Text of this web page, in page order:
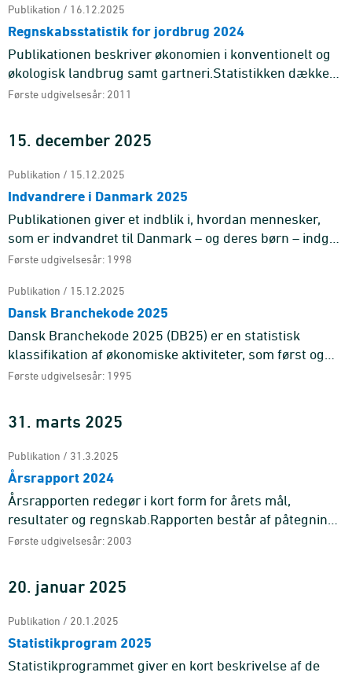
Publikation / 16.12.2025
Regnskabsstatistik for jordbrug 2024
Publikationen beskriver økonomien i konventionelt og
økologisk landbrug samt gartneri.Statistikken dækker
både heltids- og deltidsbedrifter. Pub ...
Første udgivelsesår: 2011
15. december 2025
Publikation / 15.12.2025
Indvandrere i Danmark 2025
Publikationen giver et indblik i, hvordan mennesker,
som er indvandret til Danmark – og deres børn – indgår
i samfundet. Den går bl.a. i dy ...
Første udgivelsesår: 1998
Publikation / 15.12.2025
Dansk Branchekode 2025
Dansk Branchekode 2025 (DB25) er en statistisk
klassifikation af økonomiske aktiviteter, som først og
fremmest er udarbejdet til statistisk brug.
Første udgivelsesår: 1995
31. marts 2025
Publikation / 31.3.2025
Årsrapport 2024
Årsrapporten redegør i kort form for årets mål,
resultater og regnskab.Rapporten består af påtegning,
beretning, regnskab samt bilag.
Første udgivelsesår: 2003
20. januar 2025
Publikation / 20.1.2025
Statistikprogram 2025
Statistikprogrammet giver en kort beskrivelse af de